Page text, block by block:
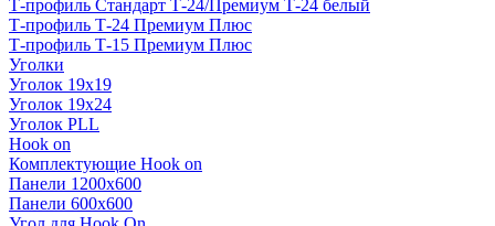
Т-профиль Стандарт Т-24/Премиум Т-24 белый
Т-профиль Т-24 Премиум Плюс
Т-профиль Т-15 Премиум Плюс
Уголки
Уголок 19х19
Уголок 19х24
Уголок PLL
Hook on
Комплектующие Hook on
Панели 1200х600
Панели 600х600